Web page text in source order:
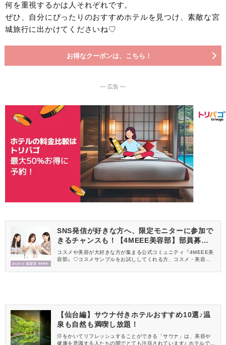
何を重視するかは人それぞれです。
ぜひ、自分にぴったりのおすすめホテルを見つけ、素敵な宮
城旅行に出かけてくださいね♡
お得なクーポンは、こちら！
― 広告 ―
SNS発信が好きな方へ、限定モニターに参加で
きるチャンスも！【4MEEE美容部】部員募集
中
コスメや美容が大好きな方が集まる公式コミュニティ『4MEEE美
容部』♡コスメサンプルをお試ししてくれる方、コスメ・美容情報
【仙台編】サウナ付きホテルおすすめ10選♪温
泉も自然も満喫し放題！
汗をかいてリフレッシュすることができる「サウナ」は、美容や
健康を意識する人たちの間でとても注目されています♪ ホテルでも